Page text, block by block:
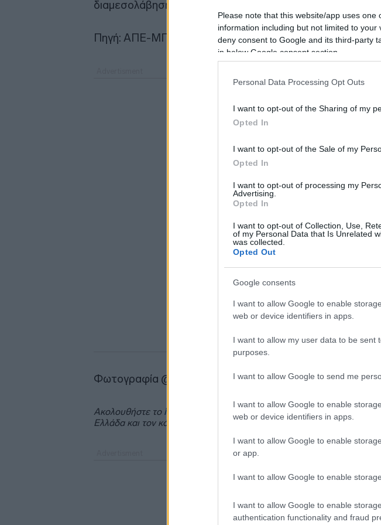
Please note that this website/app uses
information including but not limited to
deny consent to Google and its third-party
in below Google consent section.
Personal Data Processing Opt Outs
I want to opt-out of the Sharing of my
Opted In
I want to opt-out of the Sale of my
Opted In
I want to opt-out of processing my
Advertising.
Opted In
I want to opt-out of Collection, Use,
of my Personal Data that Is Unrelated
was collected.
Opted Out
Google consents
I want to allow Google to enable
web or device identifiers in apps.
I want to allow my user data to be sent
purposes.
I want to allow Google to send me
I want to allow Google to enable
web or device identifiers in apps.
I want to allow Google to enable
or app.
I want to allow Google to enable
I want to allow Google to enable
authentication functionality and fraud
διαμεσολάβηση των ΗΠΑ.
Πηγή: ΑΠΕ-ΜΠΕ
Φωτογραφία @AP
Ακολουθήστε το insider.gr στο Google News και μάθετε πρώτοι όλες
Ελλάδα και τον κόσμο.